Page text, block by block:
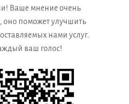
Ваше мнение очень
оно поможет улучшить
нами услуг.
ваш голос!